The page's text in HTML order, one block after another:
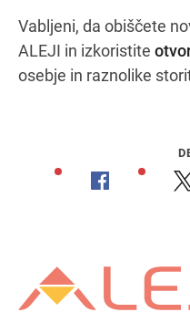
Vabljeni, da obiščete
ALEJI in izkoristite
osebje in raznolike